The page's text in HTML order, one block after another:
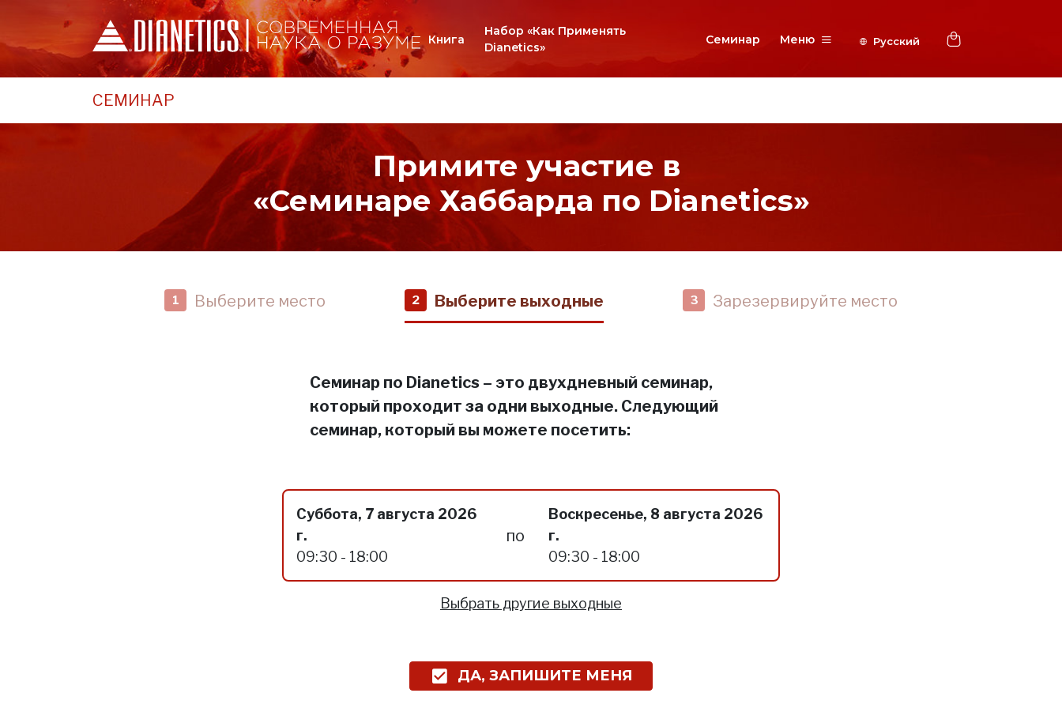
Книга
Набор «Как Применять
Dianetics»
Семинар Меню
СЕМИНАР
Примите участие в
«Семинаре Хаббарда по Dianetics»
1 Выберите место 2 Выберите выходные 3 Зарезервируйте место
Семинар по Dianetics – это двухдневный семинар,
который проходит за одни выходные. Следующий
семинар, который вы можете посетить:
Суббота, 7 августа 2026
г.
09:30 - 18:00
по
Воскресенье, 8 августа 2026
г.
09:30 - 18:00
Выбрать другие выходные
ДА, ЗАПИШИТЕ МЕНЯ